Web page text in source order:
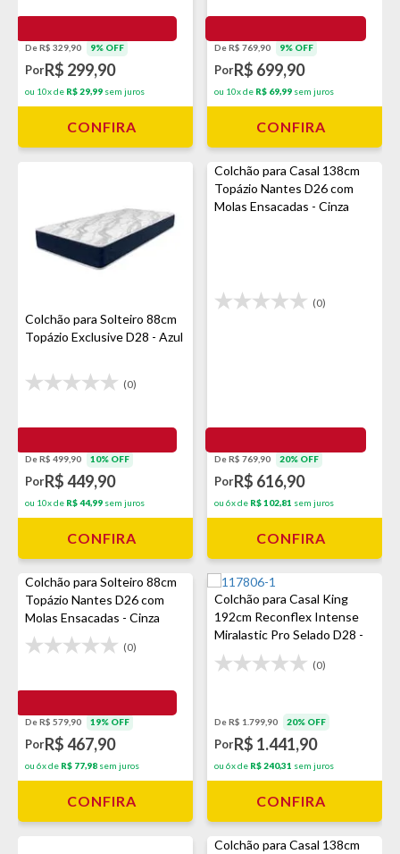
De R$ 329,90 9% OFF
PorR$ 299,90
ou 10x de R$ 29,99 sem juros
CONFIRA
De R$ 769,90 9% OFF
PorR$ 699,90
ou 10x de R$ 69,99 sem juros
CONFIRA
Colchão para Solteiro 88cm
Topázio Exclusive D28 - Azul
(0)
De R$ 499,90 10% OFF
PorR$ 449,90
ou 10x de R$ 44,99 sem juros
CONFIRA
Colchão para Casal 138cm
Topázio Nantes D26 com
Molas Ensacadas - Cinza
(0)
De R$ 769,90 20% OFF
PorR$ 616,90
ou 6x de R$ 102,81 sem juros
CONFIRA
Colchão para Solteiro 88cm
Topázio Nantes D26 com
Molas Ensacadas - Cinza
(0)
De R$ 579,90 19% OFF
PorR$ 467,90
ou 6x de R$ 77,98 sem juros
CONFIRA
Colchão para Casal King
192cm Reconflex Intense
Miralastic Pro Selado D28 -
Marrom
(0)
De R$ 1.799,90 20% OFF
PorR$ 1.441,90
ou 6x de R$ 240,31 sem juros
CONFIRA
Colchão para Casal 138cm